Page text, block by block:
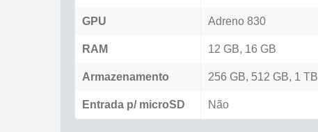
GPU Adreno 830
RAM 12 GB, 16 GB
Armazenamento 256 GB, 512 GB, 1 TB
Entrada p/ microSD Não